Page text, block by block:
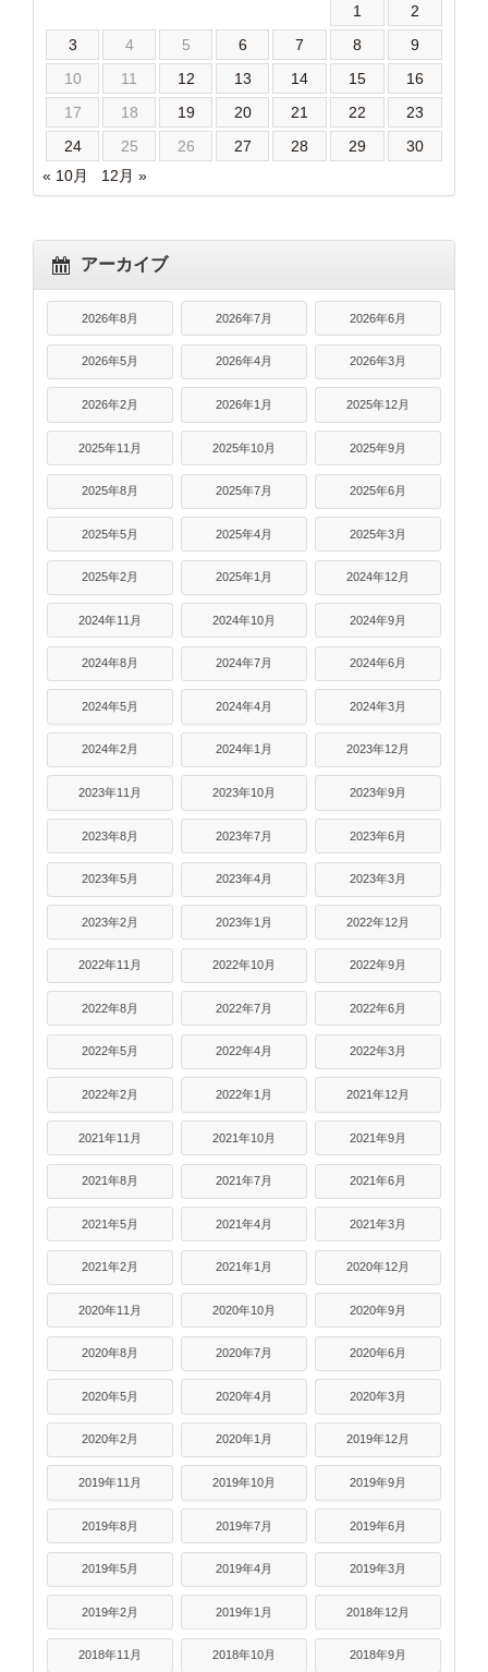
1
2
3
4 5 6 7 8
9
10
11 12 13 14 15
16
17
18 19 20 21 22
23
24
25 26 27 28 29
30
« 10月
12月 »
アーカイブ
2026年8月 2026年7月 2026年6月
2026年5月 2026年4月 2026年3月
2026年2月 2026年1月 2025年12月
2025年11月 2025年10月 2025年9月
2025年8月 2025年7月 2025年6月
2025年5月 2025年4月 2025年3月
2025年2月 2025年1月 2024年12月
2024年11月 2024年10月 2024年9月
2024年8月 2024年7月 2024年6月
2024年5月 2024年4月 2024年3月
2024年2月 2024年1月 2023年12月
2023年11月 2023年10月 2023年9月
2023年8月 2023年7月 2023年6月
2023年5月 2023年4月 2023年3月
2023年2月 2023年1月 2022年12月
2022年11月 2022年10月 2022年9月
2022年8月 2022年7月 2022年6月
2022年5月 2022年4月 2022年3月
2022年2月 2022年1月 2021年12月
2021年11月 2021年10月 2021年9月
2021年8月 2021年7月 2021年6月
2021年5月 2021年4月 2021年3月
2021年2月 2021年1月 2020年12月
2020年11月 2020年10月 2020年9月
2020年8月 2020年7月 2020年6月
2020年5月 2020年4月 2020年3月
2020年2月 2020年1月 2019年12月
2019年11月 2019年10月 2019年9月
2019年8月 2019年7月 2019年6月
2019年5月 2019年4月 2019年3月
2019年2月 2019年1月 2018年12月
2018年11月 2018年10月 2018年9月